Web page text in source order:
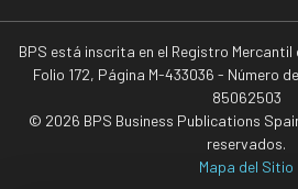
BPS está inscrita en el Registro Mercantil
Folio 172, Página M-433036 - Número
85062503
© 2026 BPS Business Publications
reservados.
Mapa del Sitio